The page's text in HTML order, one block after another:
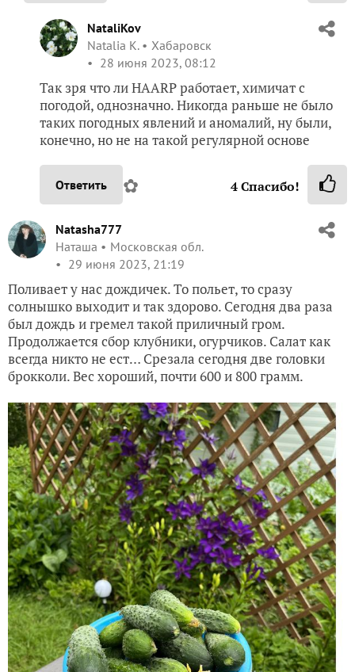
NataliKov
Natalia K.
Хабаровск
28 июня 2023, 08:12
Так зря что ли HAARP работает, химичат с
погодой, однозначно. Никогда раньше не было
таких погодных явлений и аномалий, ну были,
конечно, но не на такой регулярной основе
Ответить ✿ 4Спасибо!
Natasha777
Наташа
Московская обл.
29 июня 2023, 21:19
Поливает у нас дождичек. То польет, то сразу
солнышко выходит и так здорово. Сегодня два раза
был дождь и гремел такой приличный гром.
Продолжается сбор клубники, огурчиков. Салат как
всегда никто не ест… Срезала сегодня две головки
брокколи. Вес хороший, почти 600 и 800 грамм.